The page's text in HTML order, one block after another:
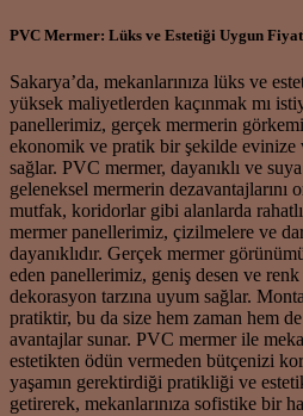
PVC Mermer: Lüks ve Estetiği Uygun
Sakarya’da, mekanlarınıza lüks ve
yüksek maliyetlerden kaçınmak mı
panellerimiz, gerçek mermerin
ekonomik ve pratik bir şekilde evinize
sağlar. PVC mermer, dayanıklı ve
geleneksel mermerin dezavantajlarını
mutfak, koridorlar gibi alanlarda
mermer panellerimiz, çizilmelere ve
dayanıklıdır. Gerçek mermer
eden panellerimiz, geniş desen ve
dekorasyon tarzına uyum sağlar.
pratiktir, bu da size hem zaman hem
avantajlar sunar. PVC mermer ile
estetikten ödün vermeden bütçenizi
yaşamın gerektirdiği pratikliği ve
getirerek, mekanlarınıza sofistike bir